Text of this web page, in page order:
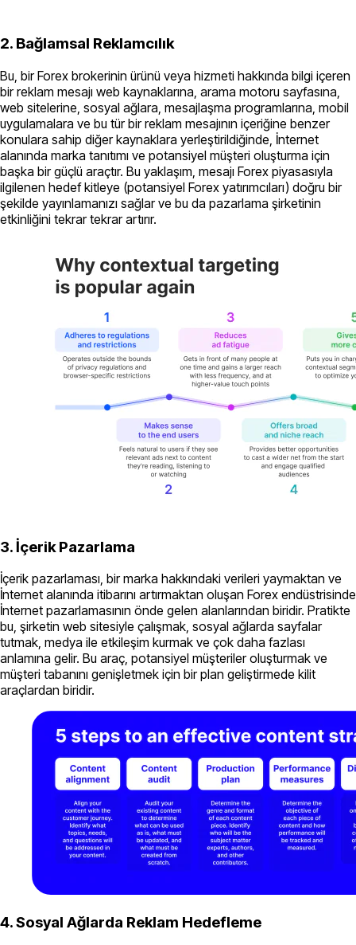
2. Bağlamsal Reklamcılık
Bu, bir Forex brokerinin ürünü veya hizmeti hakkında bilgi içeren
bir reklam mesajı web kaynaklarına, arama motoru sayfasına,
web sitelerine, sosyal ağlara, mesajlaşma programlarına, mobil
uygulamalara ve bu tür bir reklam mesajının içeriğine benzer
konulara sahip diğer kaynaklara yerleştirildiğinde, İnternet
alanında marka tanıtımı ve potansiyel müşteri oluşturma için
başka bir güçlü araçtır. Bu yaklaşım, mesajı Forex piyasasıyla
ilgilenen hedef kitleye (potansiyel Forex yatırımcıları) doğru bir
şekilde yayınlamanızı sağlar ve bu da pazarlama şirketinin
etkinliğini tekrar tekrar artırır.
3. İçerik Pazarlama
İçerik pazarlaması, bir marka hakkındaki verileri yaymaktan ve
İnternet alanında itibarını artırmaktan oluşan Forex endüstrisinde
İnternet pazarlamasının önde gelen alanlarından biridir. Pratikte
bu, şirketin web sitesiyle çalışmak, sosyal ağlarda sayfalar
tutmak, medya ile etkileşim kurmak ve çok daha fazlası
anlamına gelir. Bu araç, potansiyel müşteriler oluşturmak ve
müşteri tabanını genişletmek için bir plan geliştirmede kilit
araçlardan biridir.
4. Sosyal Ağlarda Reklam Hedefleme